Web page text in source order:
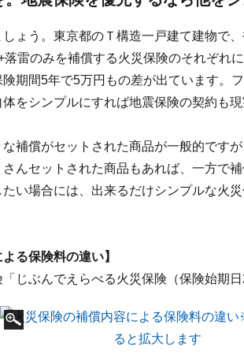
ょう。東京都のＴ構造一戸建て建物で
雷のみを補償する火災保険のそれぞれ
期間5年で5万円もの差が出ています。
をシンプルにすれば地震保険の契約も現
補償がセットされた商品が一般的です
んセットされた商品もあれば、一方で
い場合には、出来るだけシンプルな火
る保険料の違い】
じぶんでえらべる火災保険（保険始期